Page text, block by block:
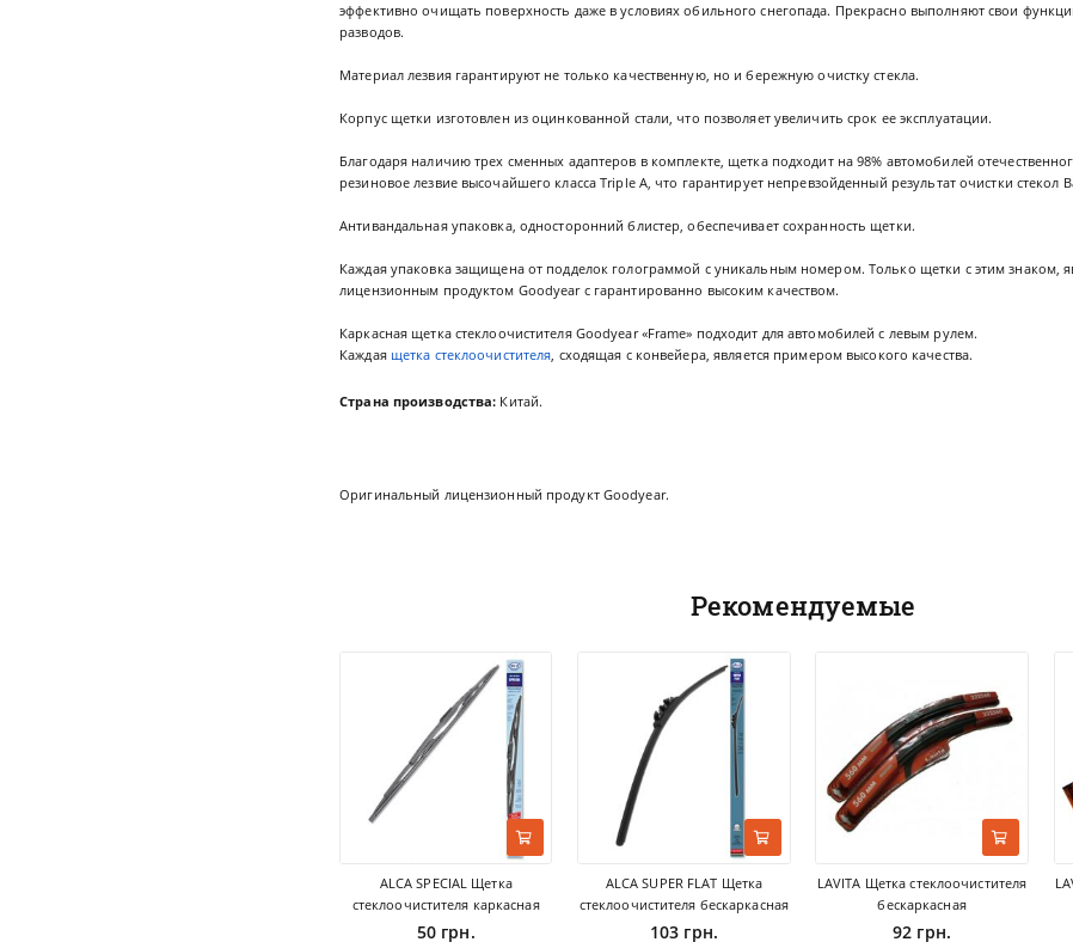
эффективно очищать поверхность даже в условиях обильного снегопада. Прекрасно выполняют свои
разводов.
Материал лезвия гарантируют не только качественную, но и бережную очистку стекла.
Корпус щетки изготовлен из оцинкованной стали, что позволяет увеличить срок ее эксплуатации.
Благодаря наличию трех сменных адаптеров в комплекте, щетка подходит на 98% автомобилей
резиновое лезвие высочайшего класса Triple A, что гарантирует непревзойденный результат очистки стекол
Антивандальная упаковка, односторонний блистер, обеспечивает сохранность щетки.
Каждая упаковка защищена от подделок голограммой с уникальным номером. Только щетки с этим знаком,
лицензионным продуктом Goodyear с гарантированно высоким качеством.
Каркасная щетка стеклоочистителя Goodyear «Frame» подходит для автомобилей с левым рулем.
Каждая щетка стеклоочистителя, сходящая с конвейера, является примером высокого качества.
Страна производства: Китай.
Оригинальный лицензионный продукт Goodyear.
Рекомендуемые
ALCA SPECIAL Щетка
стеклоочистителя каркасная
50 грн.
ALCA SUPER FLAT Щетка
стеклоочистителя бескаркасная
103 грн.
LAVITA Щетка стеклоочистителя
бескаркасная
92 грн.